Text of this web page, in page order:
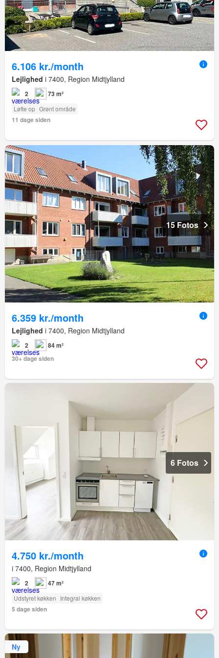
6.106 kr./month
Lejlighed i 7400, Region Midtjylland
2 73 m²
Løfte op Grønt område
11 dage siden
15 Fotos
6.359 kr./month
Lejlighed i 7400, Region Midtjylland
2
84 m²
30+ dage siden
6 Fotos
4.750 kr./month
i 7400, Region Midtjylland
2 47 m²
Udstyret køkken Integral køkken
5 dage siden
Ny